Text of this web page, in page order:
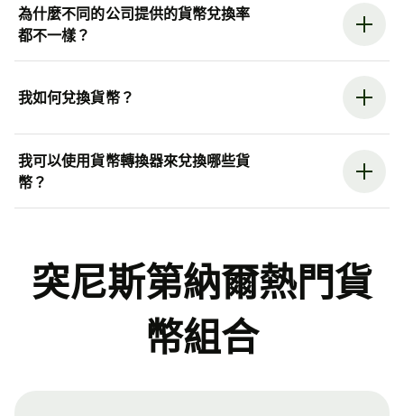
為什麼不同的公司提供的貨幣兌換率
都不一樣？
我如何兌換貨幣？
我可以使用貨幣轉換器來兌換哪些貨
幣？
突尼斯第納爾熱門貨
幣組合